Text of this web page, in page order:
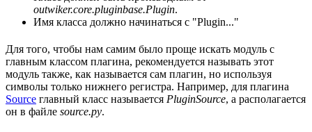
outwiker.core.pluginbase.Plugin.
Имя класса должно начинаться с "Plugin..."
Для того, чтобы нам самим было проще искать модуль с
главным классом плагина, рекомендуется называть этот
модуль также, как называется сам плагин, но используя
символы только нижнего регистра. Например, для плагина
Source главный класс называется PluginSource, а располагается
он в файле source.py.